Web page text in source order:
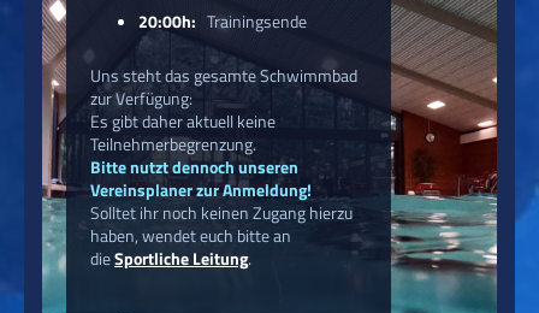
20:00h: Trainingsende
Uns steht das gesamte Schwimmbad
zur Verfügung:
Es gibt daher aktuell keine
Teilnehmerbegrenzung.
Bitte nutzt dennoch unseren
Vereinsplaner zur Anmeldung!
Solltet ihr noch keinen Zugang hierzu
haben, wendet euch bitte an
dieSportliche Leitung.